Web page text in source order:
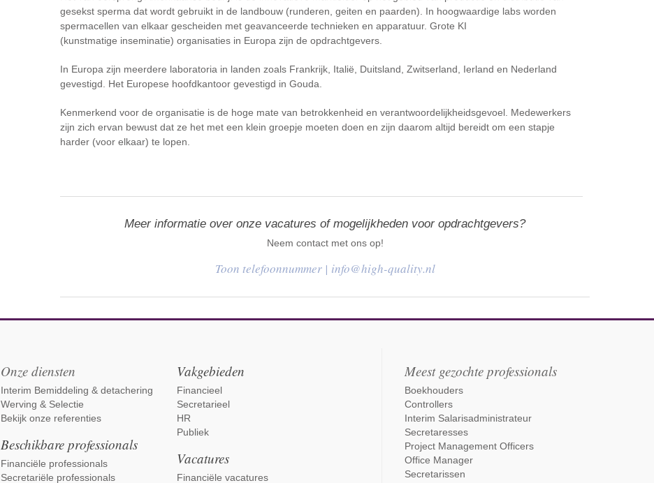
gesekst sperma dat wordt gebruikt in de landbouw (runderen, geiten en paarden). In hoogwaardige labs worden
spermacellen van elkaar gescheiden met geavanceerde technieken en apparatuur. Grote KI
(kunstmatige inseminatie) organisaties in Europa zijn de opdrachtgevers.
In Europa zijn meerdere laboratoria in landen zoals Frankrijk, Italië, Duitsland, Zwitserland, Ierland en Nederland
gevestigd. Het Europese hoofdkantoor gevestigd in Gouda.
Kenmerkend voor de organisatie is de hoge mate van betrokkenheid en verantwoordelijkheidsgevoel. Medewerkers
zijn zich ervan bewust dat ze het met een klein groepje moeten doen en zijn daarom altijd bereidt om een stapje
harder (voor elkaar) te lopen.
Meer informatie over onze vacatures of mogelijkheden voor opdrachtgevers?
Neem contact met ons op!
| info@high-quality.nl
Onze diensten
Interim Bemiddeling & detachering
Werving & Selectie
Bekijk onze referenties
Beschikbare professionals
Financiële professionals
Secretariële professionals
Vakgebieden
Financieel
Secretarieel
HR
Publiek
Vacatures
Financiële vacatures
Meest gezochte professionals
Boekhouders
Controllers
Interim Salarisadministrateur
Secretaresses
Project Management Officers
Office Manager
Secretarissen